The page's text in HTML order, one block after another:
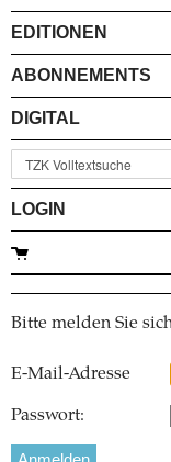
EDITIONEN
ABONNEMENTS
DIGITAL
LOGIN
Bitte melden Sie
E-Mail-Adresse
Passwort: